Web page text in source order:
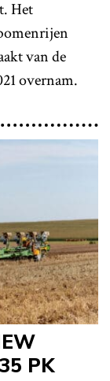
Het
van de
overnam.
PK